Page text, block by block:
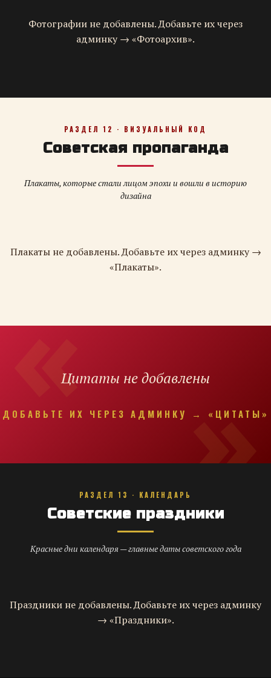
Фотографии не добавлены. Добавьте их через
админку → «Фотоархив».
РАЗДЕЛ 12 · ВИЗУАЛЬНЫЙ КОД
Советская пропаганда
Плакаты, которые стали лицом эпохи и вошли в историю
дизайна
Плакаты не добавлены. Добавьте их через админку →
«Плакаты».
Цитаты не добавлены
ДОБАВЬТЕ ИХ ЧЕРЕЗ АДМИНКУ → «ЦИТАТЫ»
РАЗДЕЛ 13 · КАЛЕНДАРЬ
Советские праздники
Красные дни календаря — главные даты советского года
Праздники не добавлены. Добавьте их через админку
→ «Праздники».